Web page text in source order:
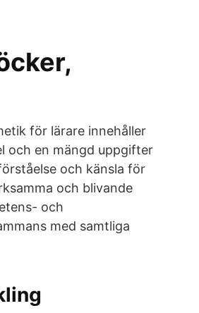
för lärare innehåller
och en mängd uppgifter
och känsla för
och blivande
och
med samtliga